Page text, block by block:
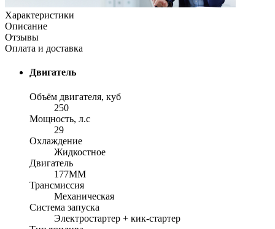
Характеристики
Описание
Отзывы
Оплата и доставка
Двигатель
Объём двигателя, куб
250
Мощность, л.с
29
Охлаждение
Жидкостное
Двигатель
177MM
Трансмиссия
Механическая
Система запуска
Электростартер + кик-стартер